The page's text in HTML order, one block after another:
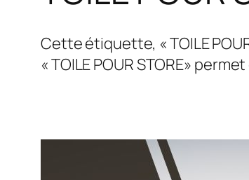
Cette étiquette, « TOILE
« TOILE POUR STORE»